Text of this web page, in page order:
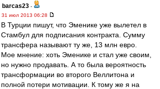
barcas23 -
31 июл 2013 06:28
В Турции пишут, что Эменике уже вылетел в
Стамбул для подписания контракта. Сумму
трансфера называют ту же, 13 млн евро.
Мое мнение: хоть Эменике и стал уже своим,
но нужно продавать. А то была вероятность
трансформации во второго Веллитона и
полной потери мотивации. К тому же я на